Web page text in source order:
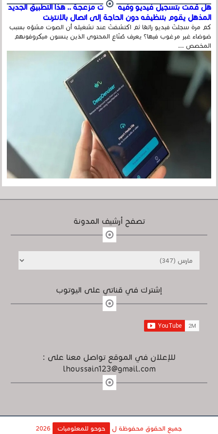
هل قمت بتسجيل فيديو وفيه أصوت مزعجة .. هذا التطبيق الجديد
المذهل يقوم بتنظيفه دون الحاجة إلى اتصال بالإنترنت
كم مرة سجلتَ فيديو رائعًا ثم اكتشفتَ عند تشغيله أن الصوت مشوّه بسبب
ضوضاء غير مرغوب فيها؟ يعرف صُنّاع المحتوى الذين ينسون ميكروفونهم
المخصص ...
تصفح أرشيف المدونة
إشترك في قناتي على اليوتوب
للإعلان في الموقع تواصل معنا على :
lhoussain123@gmail.com
جميع الحقوق محفوظة ل حوحو للمعلوميات